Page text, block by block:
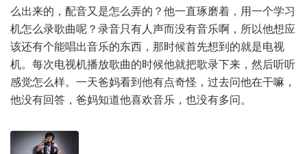
么出来的，配音又是怎么弄的？他一直琢磨着，用一个学习
机怎么录歌曲呢？录音只有人声而没有音乐啊，所以他想应
该还有个能唱出音乐的东西，那时候首先想到的就是电视
机。每次电视机播放歌曲的时候他就把歌录下来，然后听听
感觉怎么样。一天爸妈看到他有点奇怪，过去问他在干嘛，
他没有回答，爸妈知道他喜欢音乐，也没有多问。